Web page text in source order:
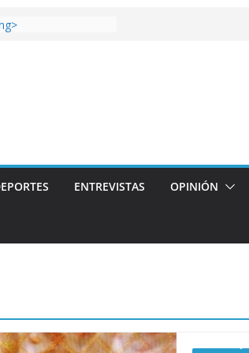
gana el Derbi de las
ENTREVISTAS OPINIÓN